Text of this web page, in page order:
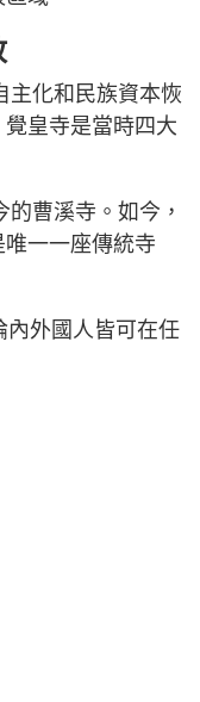
主化和民族資本恢
皇寺是當時四大
曹溪寺。如今，
一一座傳統寺
內外國人皆可在任